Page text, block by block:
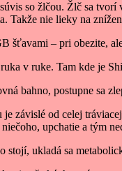
so žlčou. Žlč sa
Takže nie lieky na
šťavami – pri obezite,
v ruke. Tam kde je
bahno, postupne sa
je závislé od celej
upchatie a tým
stojí, ukladá sa